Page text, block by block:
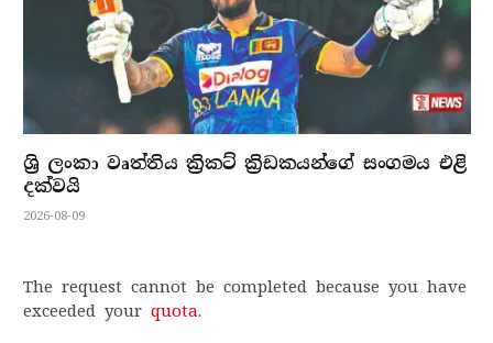
ශ්‍රි ලංකා වෘත්තිය ක්‍රිකට් ක්‍රිඩකයන්ගේ සංගමය එළි
දක්වයි
2026-08-09
The request cannot be completed because you have
exceeded your quota.